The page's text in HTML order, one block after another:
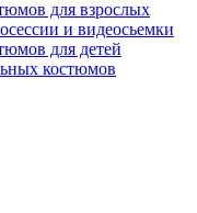
для взрослых
и видеосьемки
для детей
костюмов